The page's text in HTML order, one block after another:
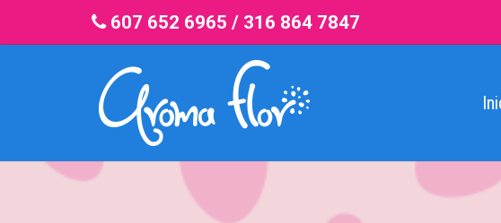
607 652 6965 / 316 864 7847